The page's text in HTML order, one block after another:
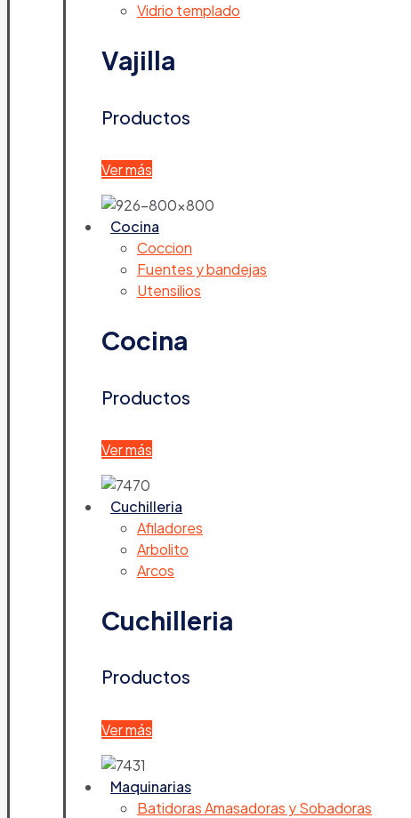
Vidrio templado
Vajilla
Productos
Ver más
Cocina
Coccion
Fuentes y bandejas
Utensilios
Cocina
Productos
Ver más
Cuchilleria
Afiladores
Arbolito
Arcos
Cuchilleria
Productos
Ver más
Maquinarias
Batidoras Amasadoras y Sobadoras